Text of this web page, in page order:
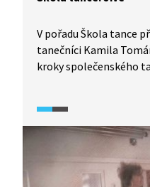
V pořadu Škola tance
tanečníci Kamila
kroky společenského
naučit. Vyzkoušejte to